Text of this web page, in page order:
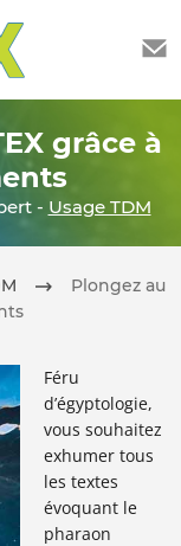
grâce à
- Usage TDM
Plongez au
Féru
d’égyptologie,
vous souhaitez
exhumer tous
les textes
évoquant le
pharaon